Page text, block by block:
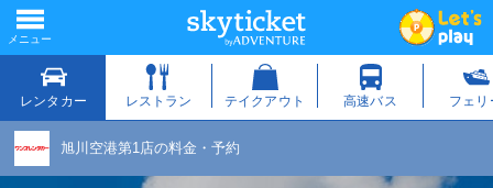
旭川空港第1店の料金・予約